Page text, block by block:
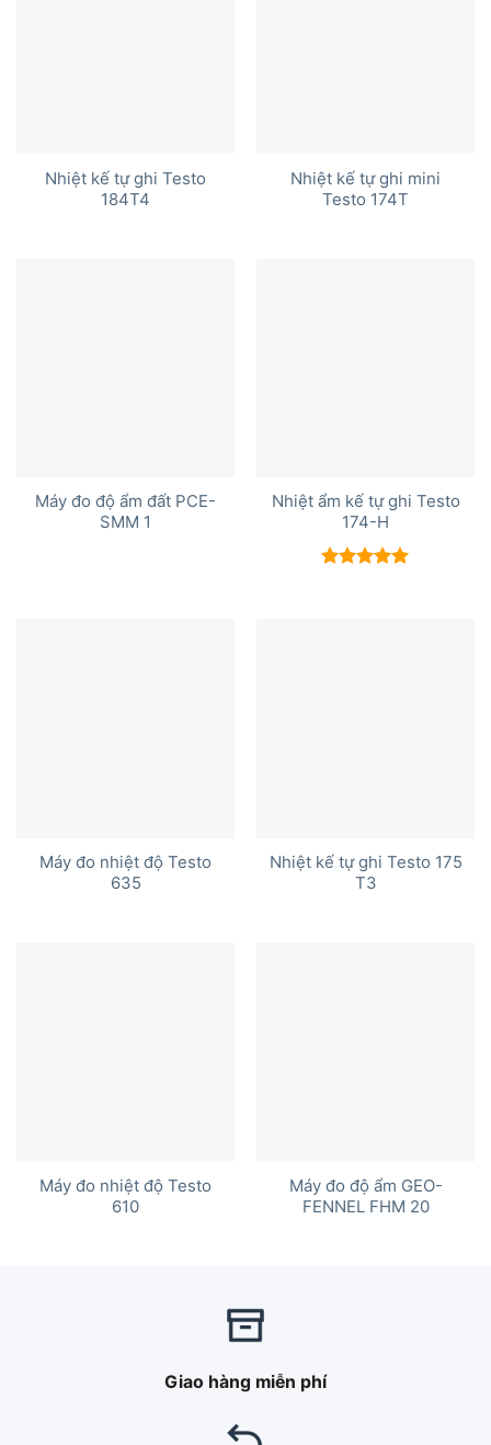
Nhiệt kế tự ghi Testo
184T4
Nhiệt kế tự ghi mini
Testo 174T
Máy đo độ ẩm đất PCE-
SMM 1
Nhiệt ẩm kế tự ghi Testo
174-H
Máy đo nhiệt độ Testo
635
Nhiệt kế tự ghi Testo 175
T3
Máy đo nhiệt độ Testo
610
Máy đo độ ẩm GEO-
FENNEL FHM 20
Giao hàng miễn phí